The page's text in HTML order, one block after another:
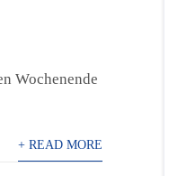
Wochenende
+ READ MORE